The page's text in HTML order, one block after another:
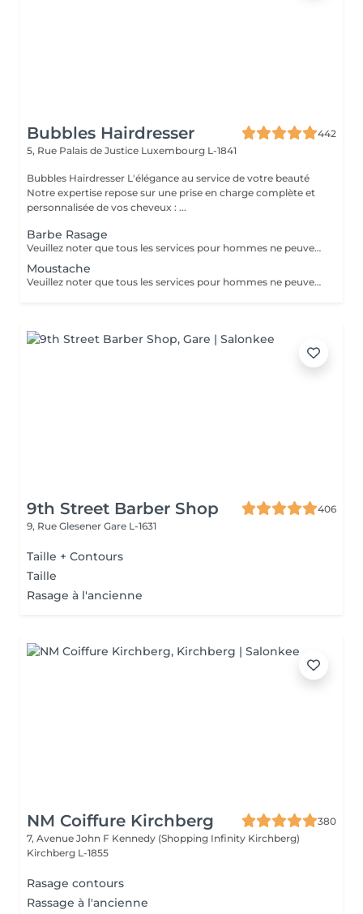
Bubbles Hairdresser
442
5, Rue Palais de Justice Luxembourg L-1841
Bubbles Hairdresser L'élégance au service de votre beauté
Notre expertise repose sur une prise en charge complète et
personnalisée de vos cheveux : ...
Barbe Rasage
Veuillez noter que tous les services pour hommes ne peuvent PAS être réservés en ligne. Merci d'appeler ou de passer pour réserver ces derniers. Quiconque ne respecte pas cela et réserve un service pour femme à la place ou utilise le compte d'une femme pour bloquer du temps pour le service d'un homme sera bloqué de toutes les réservations futures.
Moustache
Veuillez noter que tous les services pour hommes ne peuvent PAS être réservés en ligne. Merci d'appeler ou de passer pour réserver ces derniers. Quiconque ne respecte pas cela et réserve un service pour femme à la place ou utilise le compte d'une femme pour bloquer du temps pour le service d'un homme sera bloqué de toutes les réservations futures.
9th Street Barber Shop
406
9, Rue Glesener Gare L-1631
Taille + Contours
Taille
Rasage à l'ancienne
NM Coiffure Kirchberg
380
7, Avenue John F Kennedy (Shopping Infinity Kirchberg)
Kirchberg L-1855
Rasage contours
Rassage à l'ancienne